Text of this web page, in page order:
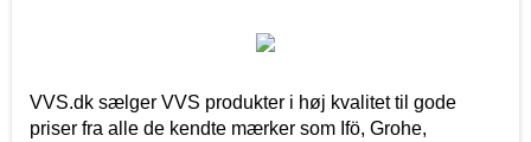
VVS.dk sælger VVS produkter i høj kvalitet til gode
priser fra alle de kendte mærker som Ifö, Grohe,